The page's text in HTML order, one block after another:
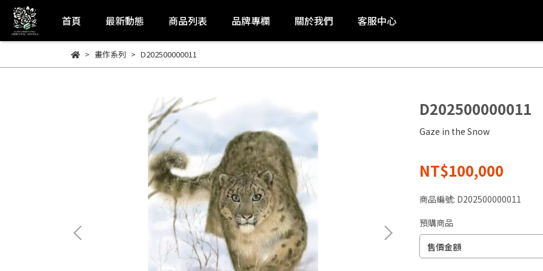
首頁 最新動態 商品列表 品牌專欄 關於我們 客服中心
畫作系列 D202500000011
D202500000011
Gaze in the Snow
NT$100,000
商品編號: D202500000011
預購商品